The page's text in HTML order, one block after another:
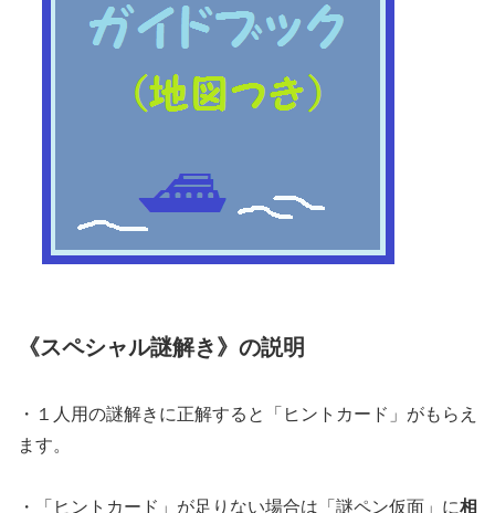
《スペシャル謎解き》の説明
・１人用の謎解きに正解すると「ヒントカード」がもらえ
ます。
・「ヒントカード」が足りない場合は「謎ペン仮面」に相